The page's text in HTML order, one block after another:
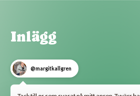
Inlägg
@margitkallgren